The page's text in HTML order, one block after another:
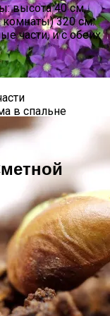
Семенами
высота 40 см,
320 см.
части, и с обеих
в спальне